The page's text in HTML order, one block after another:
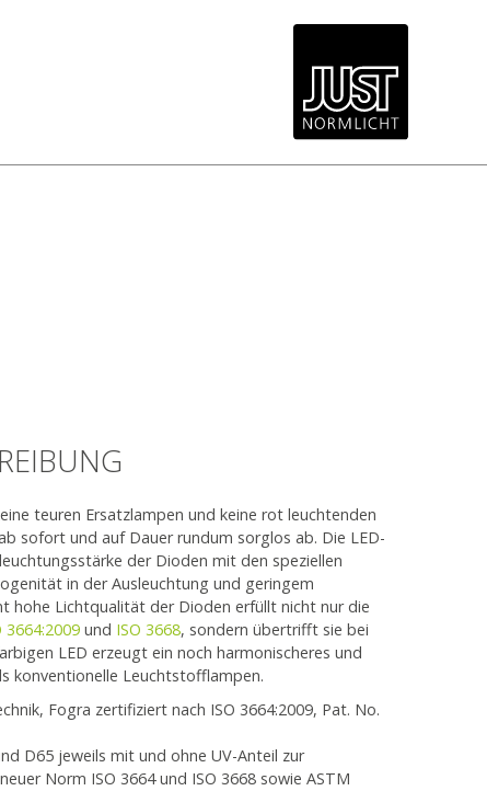
teuren Ersatzlampen und keine rot leuchtenden
sofort und auf Dauer rundum sorglos ab. Die LED-
der Dioden mit den speziellen
in der Ausleuchtung und geringem
hohe Lichtqualität der Dioden erfüllt nicht nur die
3664:2009 und ISO 3668, sondern übertrifft sie bei
LED erzeugt ein noch harmonischeres und
konventionelle Leuchtstofflampen.
Fogra zertifiziert nach ISO 3664:2009, Pat. No.
D65 jeweils mit und ohne UV-Anteil zur
Norm ISO 3664 und ISO 3668 sowie ASTM